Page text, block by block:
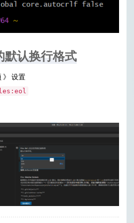
默认换行格式
》 设置